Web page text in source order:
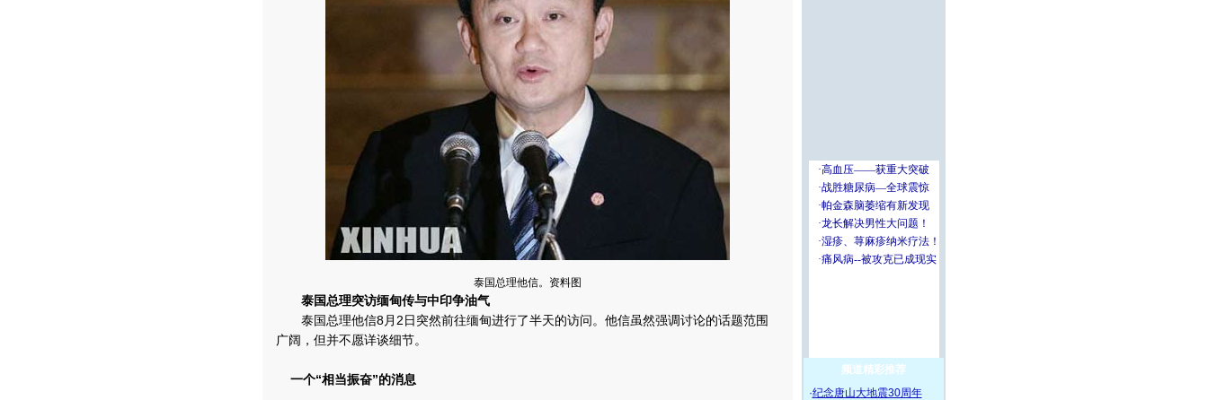
泰国总理他信。资料图
泰国总理突访缅甸传与中印争油气
泰国总理他信8月2日突然前往缅甸进行了半天的访问。他信虽然强调讨论的话题范围
广阔，但并不愿详谈细节。
一个“相当振奋”的消息
频道精彩推荐
·纪念唐山大地震30周年